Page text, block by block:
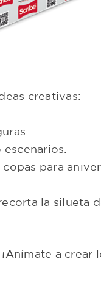
creativas:
para
la silueta
a crear